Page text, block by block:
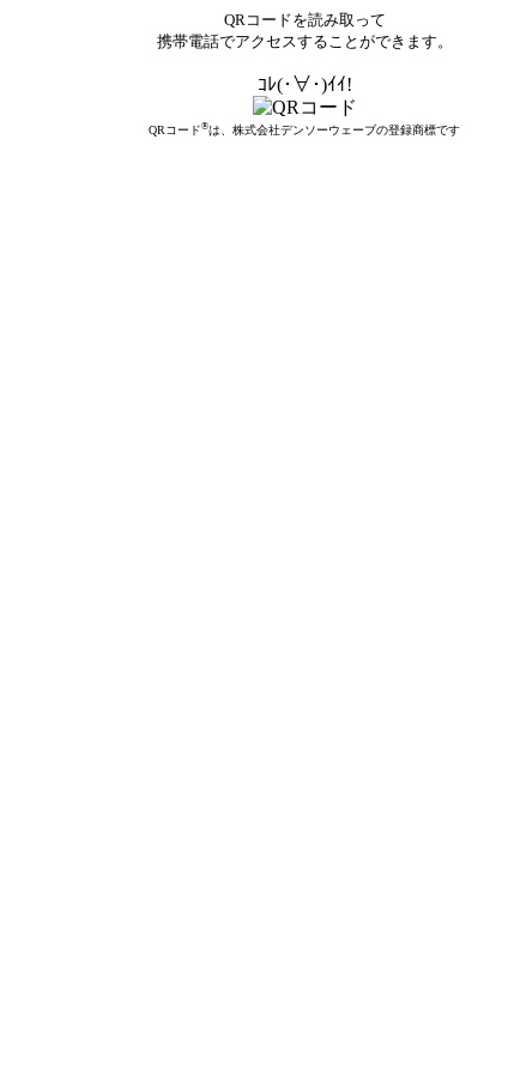
QRコードを読み取って
携帯電話でアクセスすることができます。
ｺﾚ(･∀･)ｲｲ!
QRコード®は、株式会社デンソーウェーブの登録商標です